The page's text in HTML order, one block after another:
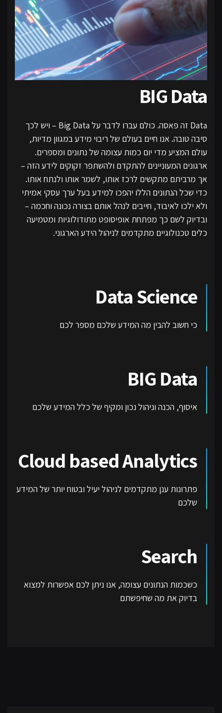
BIG Data
Data זה פאסה. כולם עברו לדבר על Big Data – ויש לכך
סיבה טובה. אנו חיים בעולם של ריבוי מידע במגוון מדיות,
עולם המציע מדי יום כמות עצומה של נתונים ומספרים.
ארגונים המעוניינים להתקדם ולהשתפר זקוקים לידע הזה –
אך מרביתם מתקשים לרכז אותו, לשמר אותו ולנתח אותו.
כדי שכל הנתונים הללו יהפכו למידע בעל ערך עסקי אמיתי
ולא ילכו לאיבוד, חייבים לנהל אותם בצורה נכונה וחכמה –
ובדיוק לשם כך מפתחת אופיסופט מתודולוגיות ומטמיעה
כלים טכנולוגיים מתקדמים לניהול הידע הארגוני.
Data Science
כי חשוב להבין מה המידע שלכם מספר לכם
BIG Data
איסוף, הכנה וניהול נכון ומקיף של כלל המידע שלכם
Cloud based Analytics
פתרונות ענן מתקדמים לניהול יעיל ובטוח יותר של המידע
שלכם
Search
כשכמות הנתונים עצומה, אנו ניתן לכם אפשרות למצוא
בדיוק את מה שחיפשתם